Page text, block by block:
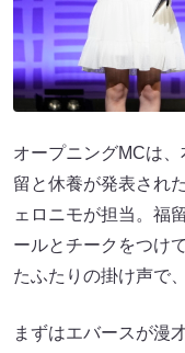
オープニングMCは
留と休養が発表され
ェロニモが担当。福
ールとチークをつけ
たふたりの掛け声で
まずはエバースが漫